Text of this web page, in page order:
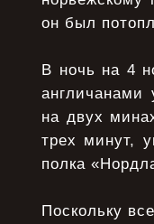
он был
В ночь на 4
на двух
трех минут,
полка
Поскольку